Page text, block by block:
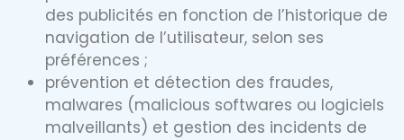
des publicités en fonction de l’historique de
navigation de l’utilisateur, selon ses
préférences ;
prévention et détection des fraudes,
malwares (malicious softwares ou logiciels
malveillants) et gestion des incidents de